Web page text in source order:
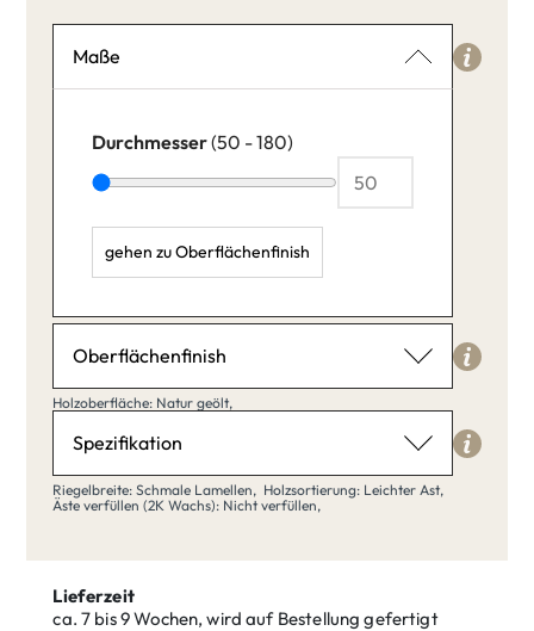
Maße
Durchmesser(50 - 180)
gehen zu Oberflächenfinish
Oberflächenfinish
Holzoberfläche
Natur geölt
Natur geölt
Klar matt
Holzoberfläche: Natur geölt,
Spezifikation
Riegelbreite
Schmale Lamellen
Riegelbreite: Schmale Lamellen, Holzsortierung: Leichter Ast,
Äste verfüllen (2K Wachs): Nicht verfüllen,
Lieferzeit
ca. 7 bis 9 Wochen, wird auf Bestellung gefertigt